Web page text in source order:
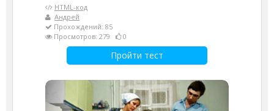
HTML-код
Андрей
Прохождений: 85
Просмотров: 279
0
Пройти тест